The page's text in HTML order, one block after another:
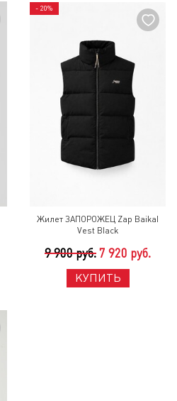
- 20%
Жилет ЗАПОРОЖЕЦ Zap Baikal
Vest Black
9 900 руб. 7 920 руб.
КУПИТЬ